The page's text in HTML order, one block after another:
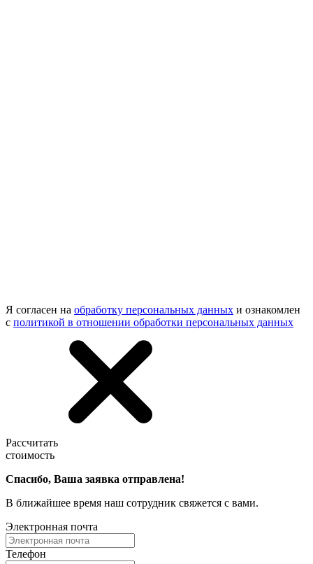
Я согласен на обработку персональных данных и ознакомлен
с политикой в отношении обработки персональных данных
Рассчитать
стоимость
Спасибо, Ваша заявка отправлена!
В ближайшее время наш сотрудник свяжется с вами.
Электронная почта
Телефон